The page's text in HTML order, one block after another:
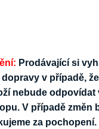
Prodávající si
v případě,
nebude odpovídat
V případě změn
za pochopení.